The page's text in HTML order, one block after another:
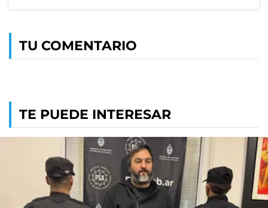
TU COMENTARIO
TE PUEDE INTERESAR